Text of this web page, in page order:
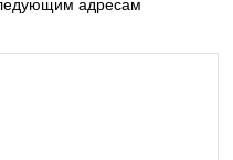
адресам